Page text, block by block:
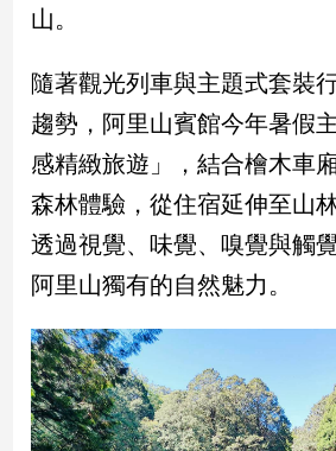
區
台
灣
觀
點
南
台
灣
觀
點
山。
隨著觀光列車與主題式套裝
趨勢，阿里山賓館今年暑假
感精緻旅遊」，結合檜木車
森林體驗，從住宿延伸至山
透過視覺、味覺、嗅覺與觸
阿里山獨有的自然魅力。